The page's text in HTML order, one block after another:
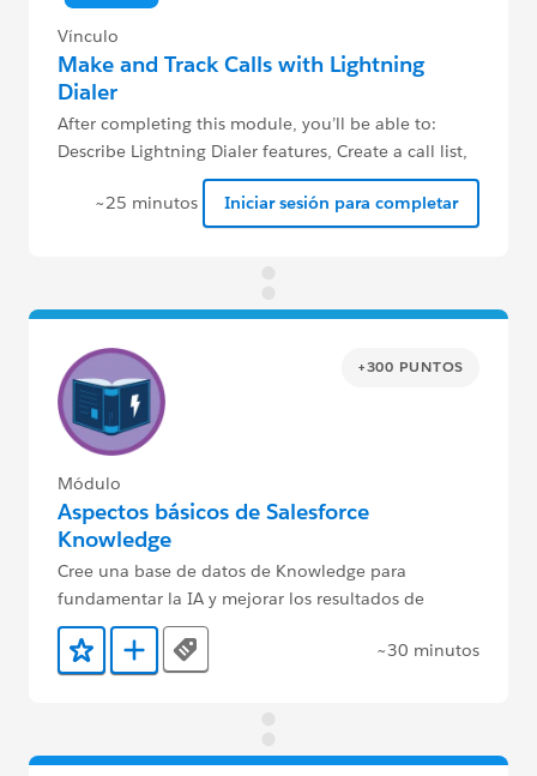
Vínculo
Make and Track Calls with Lightning
Dialer
After completing this module, you’ll be able to:
Describe Lightning Dialer features, Create a call list,
Use Lightning Dialer voicemail drop
~25 minutos
Iniciar sesión para completar
+300 PUNTOS
Módulo
Aspectos básicos de Salesforce
Knowledge
Cree una base de datos de Knowledge para
fundamentar la IA y mejorar los resultados de
servicio al cliente.
Agregar a favoritos
Agregar a Trailmix
Tags ~30 minutos